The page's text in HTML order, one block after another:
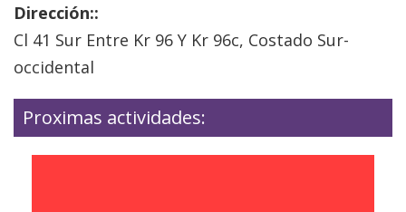
Dirección::
Cl 41 Sur Entre Kr 96 Y Kr 96c, Costado Sur-
occidental
Proximas actividades: